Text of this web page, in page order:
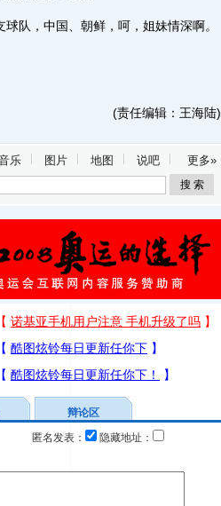
，中国、朝鲜，呵，姐妹情深啊。
(责任编辑：王海陆)
乐 图片 地图 说吧 更多»
辩论区
匿名发表：
隐藏地址：